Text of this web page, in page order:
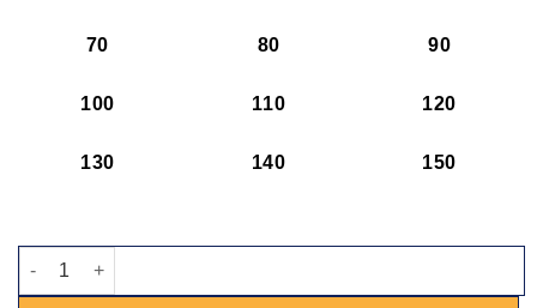
70 80 90
100 110 120
130 140 150
Kom Jersey - grijs - 9cm - 110ml aantal